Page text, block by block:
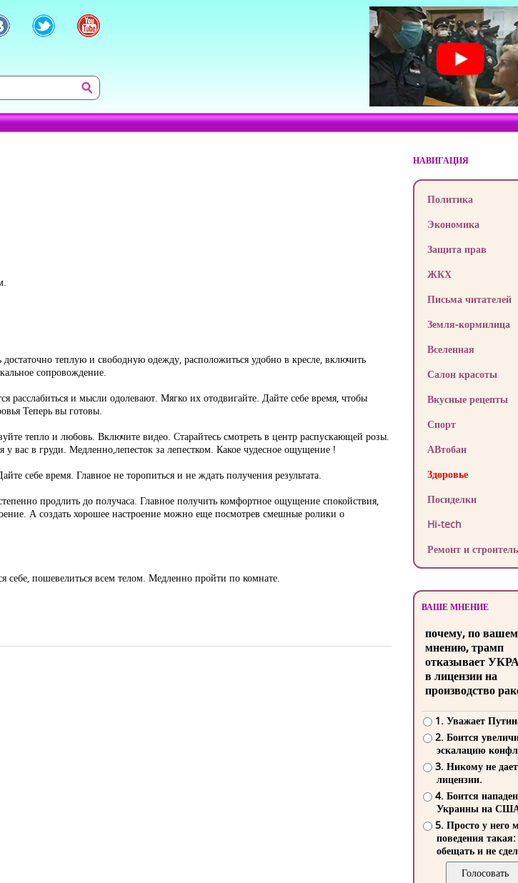
теплую и свободную одежду, расположиться удобно в кресле, включить
сопровождение.
расслабиться и мысли одолевают. Мягко их отодвигайте. Дайте себе время, чтобы
Теперь вы готовы.
тепло и любовь. Включите видео. Старайтесь смотреть в центр распускающей розы.
у вас в груди. Медленно,лепесток за лепестком. Какое чудесное ощущение !
себе время. Главное не торопиться и не ждать получения результата.
продлить до получаса. Главное получить комфортное ощущение спокойствия,
А создать хорошее настроение можно еще посмотрев смешные ролики о
себе, пошевелиться всем телом. Медленно пройти по комнате.
НАВИГАЦИЯ
Политика
Экономика
Защита прав
ЖКХ
Письма читателей
Земля-кормилица
Вселенная
Салон красоты
Вкусные рецепты
Спорт
АВтобан
Здоровье
Посиделки
Hi-tech
Ремонт и
ВАШЕ МНЕНИЕ
почему, по
мнению, трамп
отказывает
в лицензии на
производство
1. Уважает
2. Боится
эскалацию
3. Никому не
лицензии.
4. Боится
Украины на
5. Просто у него
поведения такая:
обещать и не